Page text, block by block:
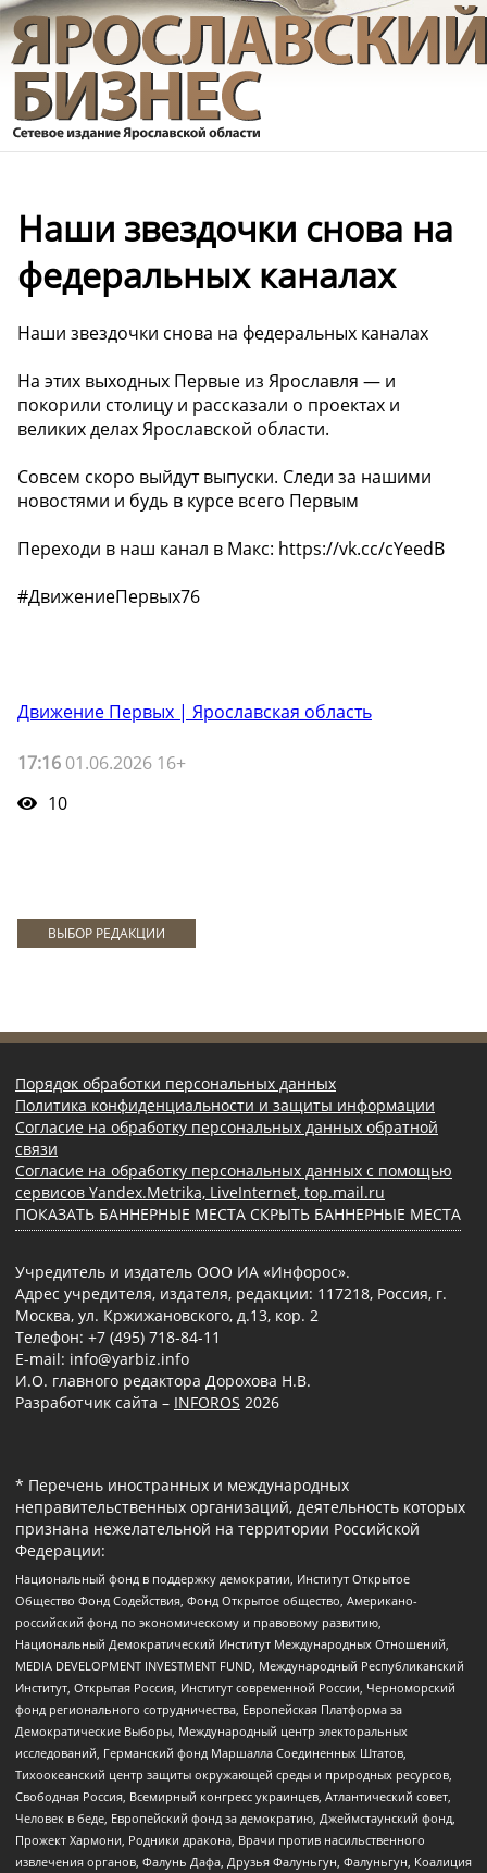
Наши звездочки снова на
федеральных каналах
Наши звездочки снова на федеральных каналах
На этих выходных Первые из Ярославля — и
покорили столицу и рассказали о проектах и
великих делах Ярославской области.
Совсем скоро выйдут выпуски. Следи за нашими
новостями и будь в курсе всего Первым
Переходи в наш канал в Макс: https://vk.cc/cYeedB
#ДвижениеПервых76
Движение Первых | Ярославская область
17:16 01.06.2026 16+
10
ВЫБОР РЕДАКЦИИ
Порядок обработки персональных данных
Политика конфиденциальности и защиты информации
Согласие на обработку персональных данных обратной
связи
Согласие на обработку персональных данных с помощью
сервисов Yandex.Metrika, LiveInternet, top.mail.ru
ПОКАЗАТЬ БАННЕРНЫЕ МЕСТА СКРЫТЬ БАННЕРНЫЕ МЕСТА
Учредитель и издатель ООО ИА «Инфорос».
Адрес учредителя, издателя, редакции: 117218, Россия, г.
Москва, ул. Кржижановского, д.13, кор. 2
Телефон: +7 (495) 718-84-11
E-mail: info@yarbiz.info
И.О. главного редактора Дорохова Н.В.
Разработчик сайта – INFOROS 2026
* Перечень иностранных и международных
неправительственных организаций, деятельность которых
признана нежелательной на территории Российской
Федерации:
Национальный фонд в поддержку демократии, Институт Открытое
Общество Фонд Содействия, Фонд Открытое общество, Американо-
российский фонд по экономическому и правовому развитию,
Национальный Демократический Институт Международных Отношений,
MEDIA DEVELOPMENT INVESTMENT FUND, Международный Республиканский
Институт, Открытая Россия, Институт современной России, Черноморский
фонд регионального сотрудничества, Европейская Платформа за
Демократические Выборы, Международный центр электоральных
исследований, Германский фонд Маршалла Соединенных Штатов,
Тихоокеанский центр защиты окружающей среды и природных ресурсов,
Свободная Россия, Всемирный конгресс украинцев, Атлантический совет,
Человек в беде, Европейский фонд за демократию, Джеймстаунский фонд,
Прожект Хармони, Родники дракона, Врачи против насильственного
извлечения органов, Фалунь Дафа, Друзья Фалуньгун, Фалуньгун, Коалиция